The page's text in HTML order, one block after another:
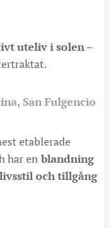
uteliv i solen–
San Fulgencio
etablerade
har en blandning
och tillgång